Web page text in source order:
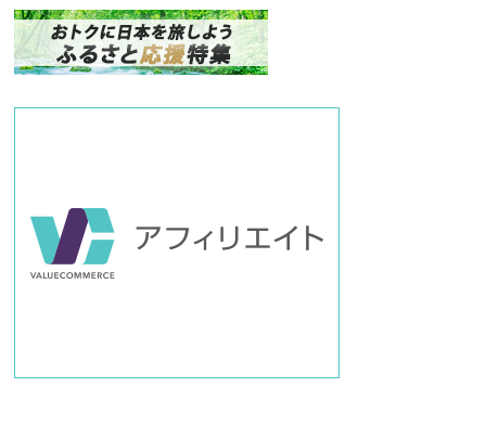
ン
バ
ー